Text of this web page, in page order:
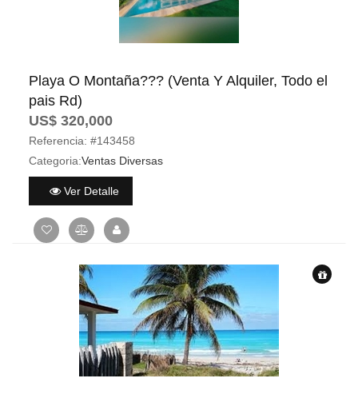
Playa O Montaña??? (Venta Y Alquiler, Todo el
pais Rd)
US$ 320,000
Referencia: #143458
Categoria:Ventas Diversas
Ver Detalle